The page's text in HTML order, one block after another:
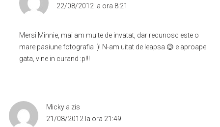
22/08/2012 la ora 8:21
Mersi Minnie, mai am multe de invatat, dar recunosc este o
mare pasiune fotografia :)! N-am uitat de leapsa 😉 e aproape
gata, vine in curand :p!!!
Micky a zis
21/08/2012 la ora 21:49